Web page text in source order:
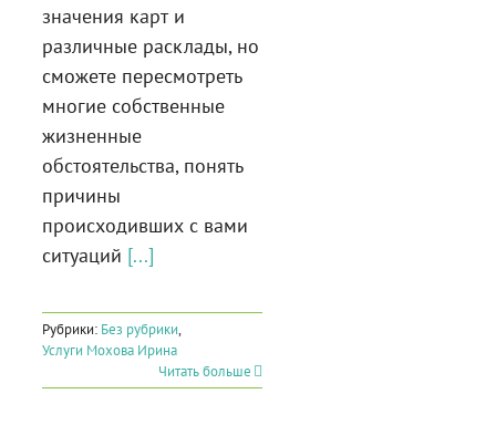
значения карт и
различные расклады, но
сможете пересмотреть
многие собственные
жизненные
обстоятельства, понять
причины
происходивших с вами
ситуаций [...]
Рубрики: Без рубрики,
Услуги Мохова Ирина
Читать больше